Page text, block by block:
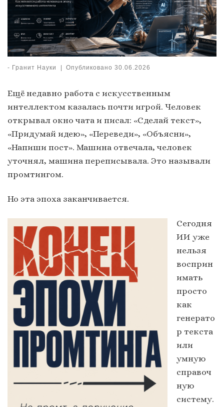
- Гранит Науки | Опубликовано30.06.2026
Ещё недавно работа с искусственным
интеллектом казалась почти игрой. Человек
открывал окно чата и писал: «Сделай текст»,
«Придумай идею», «Переведи», «Объясни»,
«Напиши пост». Машина отвечала, человек
уточнял, машина переписывала. Это называли
промтингом.
Но эта эпоха заканчивается.
Сегодня
ИИ уже
нельзя
восприн
имать
просто
как
генерато
р текста
или
умную
справоч
ную
систему.